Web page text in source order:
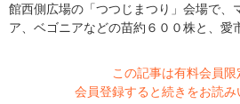
館西側広場の「つつじまつり」会場で、
ア、ベゴニアなどの苗約６００株と、愛
この記事は有料会員限
会員登録すると続きをお読み